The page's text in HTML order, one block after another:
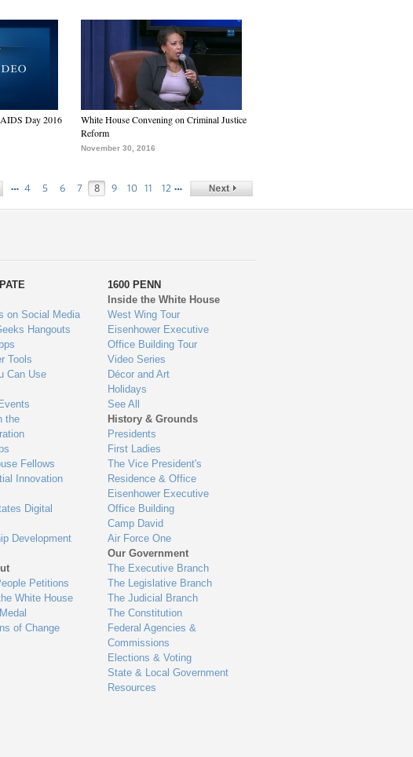
Day 2016
White House Convening on Criminal Justice
Reform
November 30, 2016
… 4 5 6 7 8 9 10 11 12 …